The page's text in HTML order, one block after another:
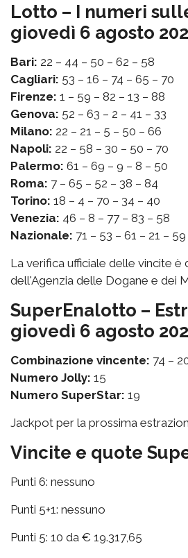
Lotto – I numeri
giovedì 6 agosto
Bari: 22 – 44 – 50 – 62 – 58
Cagliari: 53 – 16 – 74 – 65 – 70
Firenze: 1 – 59 – 82 – 13 – 88
Genova: 52 – 63 – 2 – 41 – 33
Milano: 22 – 21 – 5 – 50 – 66
Napoli: 22 – 58 – 30 – 50 – 70
Palermo: 61 – 69 – 9 – 8 – 50
Roma: 7 – 65 – 52 – 38 – 84
Torino: 18 – 4 – 70 – 34 – 40
Venezia: 46 – 8 – 77 – 83 – 58
Nazionale: 71 – 53 – 61 – 21 – 59
La verifica ufficiale delle vincite è
dell'Agenzia delle Dogane e dei
SuperEnalotto –
giovedì 6 agosto
Combinazione vincente: 74 –
Numero Jolly: 15
Numero SuperStar: 19
Jackpot per la prossima
Vincite e quote
Punti 6: nessuno
Punti 5+1: nessuno
Punti 5: 10 da € 19.317,65